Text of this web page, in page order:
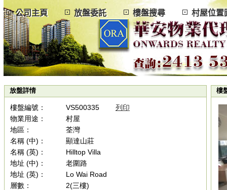
公司主頁 放盤委託 樓盤搜尋 村屋位
放盤詳情
樓盤編號： VS500335 列印
物業用途：
村屋
地區：
荃灣
名稱 (中)：
顯達山莊
名稱 (英)：
Hilltop Villa
地址 (中)：
老圍路
地址 (英)：
Lo Wai Road
層數：
2(三樓)
樓